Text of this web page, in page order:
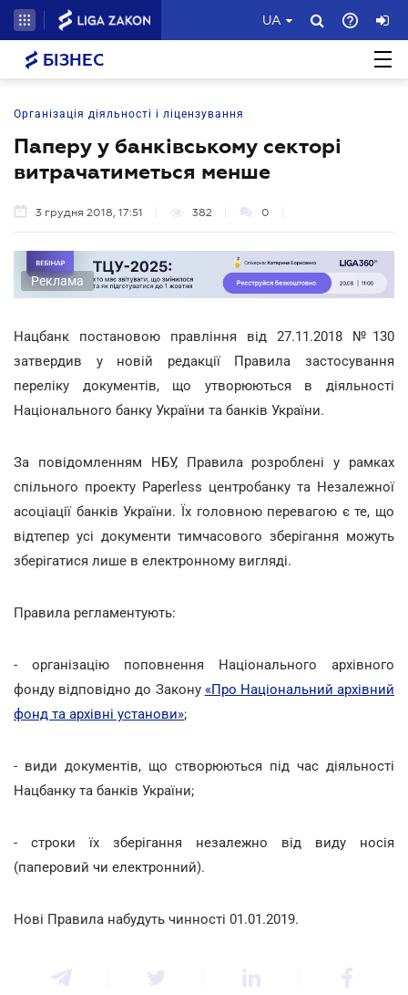
UA
БІЗНЕС
Організація діяльності і ліцензування
Паперу у банківському секторі
витрачатиметься менше
3 грудня 2018, 17:51 382 0
Реклама
Нацбанк постановою правління від 27.11.2018 №130
затвердив у новій редакції Правила застосування
переліку документів, що утворюються в діяльності
Національного банку України та банків України.
За повідомленням НБУ, Правила розроблені у рамках
спільного проекту Paperless центробанку та Незалежної
асоціації банків України. Їх головною перевагою є те, що
відтепер усі документи тимчасового зберігання можуть
зберігатися лише в електронному вигляді.
Правила регламентують:
- організацію поповнення Національного архівного
фонду відповідно до Закону «Про Національний архівний
фонд та архівні установи»;
- види документів, що створюються під час діяльності
Нацбанку та банків України;
- строки їх зберігання незалежно від виду носія
(паперовий чи електронний).
Нові Правила набудуть чинності 01.01.2019.